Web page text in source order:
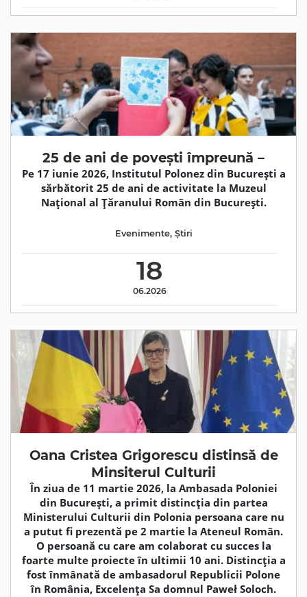
25 de ani de povești împreună –
Pe 17 iunie 2026, Institutul Polonez din București a
sărbătorit 25 de ani de activitate la Muzeul
Național al Țăranului Român din București.
18
06.2026
Evenimente, Știri
Oana Cristea Grigorescu distinsă de
Minsiterul Culturii
În ziua de 11 martie 2026, la Ambasada Poloniei
din București, a primit distincția din partea
Ministerului Culturii din Polonia persoana care nu
a putut fi prezentă pe 2 martie la Ateneul Român.
O persoană cu care am colaborat cu succes la
foarte multe proiecte în ultimii 10 ani. Distincția a
fost înmânată de ambasadorul Republicii Polone
în România, Excelența Sa domnul Paweł Soloch.